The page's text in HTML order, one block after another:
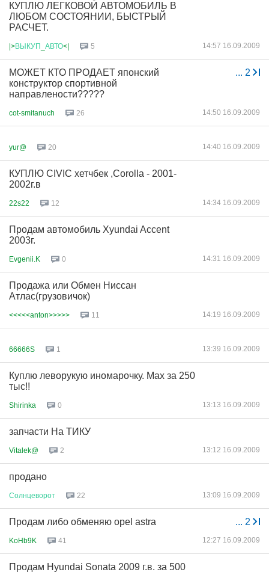
КУПЛЮ ЛЕГКОВОЙ АВТОМОБИЛЬ В
ЛЮБОМ СОСТОЯНИИ, БЫСТРЫЙ
РАСЧЕТ.
|>ВЫКУП АВТО<| 5 14:57 16.09.2009
... 2
МОЖЕТ КТО ПРОДАЕТ японский
конструктор спортивной
направлености?????
cot-smitanuch 26 14:50 16.09.2009
yur@ 20 14:40 16.09.2009
КУПЛЮ CIVIC хетчбек ,Corolla - 2001-
2002г.в
22s22 12 14:34 16.09.2009
Продам автомобиль Xyundai Accent
2003г.
Evgenii.K 0 14:31 16.09.2009
Продажа или Обмен Ниссан
Атлас(грузовичок)
<<<<<anton>>>>> 11 14:19 16.09.2009
66666S 1 13:39 16.09.2009
Куплю леворукую иномарочку. Мах за 250
тыс!!
Shirinka 0 13:13 16.09.2009
запчасти На ТИКУ
Vitalek@ 2 13:12 16.09.2009
продано
Солнцеворот 22 13:09 16.09.2009
... 2
Продам либо обменяю opel astra
KoHb9K 41 12:27 16.09.2009
Продам Hyundai Sonata 2009 г.в. за 500